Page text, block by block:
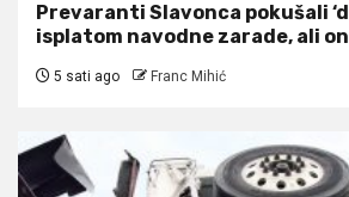
Prevaranti Slavonca pokušali
isplatom navodne zarade, ali
5 sati ago Franc Mihić